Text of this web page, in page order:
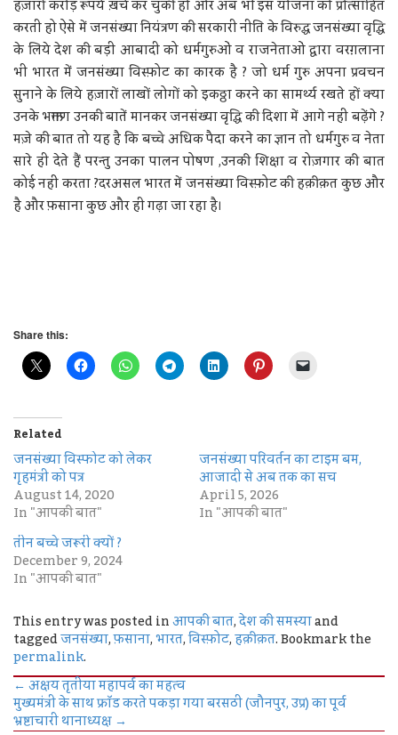
हज़ारों करोड़ रूपये ख़र्च कर चुकी हो और अब भी इस योजना को प्रोत्साहित
करती हो ऐसे में जनसंख्या नियंत्रण की सरकारी नीति के विरुद्ध जनसंख्या वृद्धि
के लिये देश की बड़ी आबादी को धर्मगुरुओं व राजनेताओं द्वारा वरग़लाना
भी भारत में जनसंख्या विस्फ़ोट का कारक है ? जो धर्म गुरु अपना प्रवचन
सुनाने के लिये हज़ारों लाखों लोगों को इकठ्ठा करने का सामर्थ्य रखते हों क्या
उनके भक्तगण उनकी बातें मानकर जनसंख्या वृद्धि की दिशा में आगे नहीं बढ़ेंगे ?
मज़े की बात तो यह है कि बच्चे अधिक पैदा करने का ज्ञान तो धर्मगुरु व नेता
सारे ही देते हैं परन्तु उनका पालन पोषण ,उनकी शिक्षा व रोज़गार की बात
कोई नहीं करता ?दरअसल भारत में जनसंख्या विस्फ़ोट की हक़ीक़त कुछ और
है और फ़साना कुछ और ही गढ़ा जा रहा है।
Share this:
Related
जनसंख्‍या विस्‍फोट को लेकर
गृहमंत्री को पत्र
August 14, 2020
In "आपकी बात"
जनसंख्या परिवर्तन का टाइम बम,
आजादी से अब तक का सच
April 5, 2026
In "आपकी बात"
तीन बच्चे जरूरी क्यों ?
December 9, 2024
In "आपकी बात"
This entry was posted inआपकी बात,देश की समस्याand
taggedजनसंख्या,फ़साना,भारत,विस्फ़ोट,हक़ीक़त. Bookmark the
permalink.
←अक्षय तृतीया महापर्व का महत्व
मुख्यमंत्री के साथ फ्रॉड करते पकड़ा गया बरसठी (जौनपुर, उप्र) का पूर्व
भ्रष्टाचारी थानाध्यक्ष→